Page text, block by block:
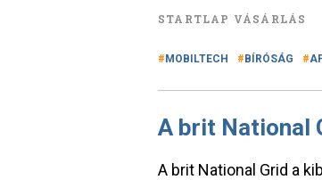
STARTLAP VÁSÁRLÁS
MOBILTECH BÍRÓSÁG
A brit National
A brit National Grid a